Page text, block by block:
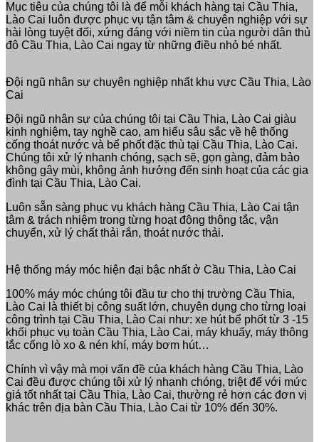
Mục tiêu của chúng tôi là để mỗi khách hàng tại Cầu Thia,
Lào Cai luôn được phục vụ tận tâm & chuyên nghiệp với sự
hài lòng tuyệt đối, xứng đáng với niềm tin của người dân thủ
đô Cầu Thia, Lào Cai ngay từ những điều nhỏ bé nhất.
Đội ngũ nhân sự chuyên nghiệp nhất khu vực Cầu Thia, Lào
Cai
Đội ngũ nhân sự của chúng tôi tại Cầu Thia, Lào Cai giàu
kinh nghiệm, tay nghề cao, am hiểu sâu sắc về hệ thống
cống thoát nước và bể phốt đặc thù tại Cầu Thia, Lào Cai.
Chúng tôi xử lý nhanh chóng, sạch sẽ, gọn gàng, đảm bảo
không gây mùi, không ảnh hưởng đến sinh hoạt của các gia
đình tại Cầu Thia, Lào Cai.
Luôn sẵn sàng phục vụ khách hàng Cầu Thia, Lào Cai tận
tâm & trách nhiệm trong từng hoạt động thông tắc, vận
chuyển, xử lý chất thải rắn, thoát nước thải.
Hệ thống máy móc hiện đại bậc nhất ở Cầu Thia, Lào Cai
100% máy móc chúng tôi đầu tư cho thị trường Cầu Thia,
Lào Cai là thiết bị công suất lớn, chuyên dụng cho từng loại
công trình tại Cầu Thia, Lào Cai như: xe hút bể phốt từ 3 -15
khối phục vụ toàn Cầu Thia, Lào Cai, máy khuấy, máy thông
tắc cống lò xo & nén khí, máy bơm hút…
Chính vì vậy mà mọi vấn đề của khách hàng Cầu Thia, Lào
Cai đều được chúng tôi xử lý nhanh chóng, triệt để với mức
giá tốt nhất tại Cầu Thia, Lào Cai, thường rẻ hơn các đơn vị
khác trên địa bàn Cầu Thia, Lào Cai từ 10% đến 30%.